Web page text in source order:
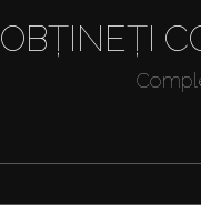
OBȚINEȚI